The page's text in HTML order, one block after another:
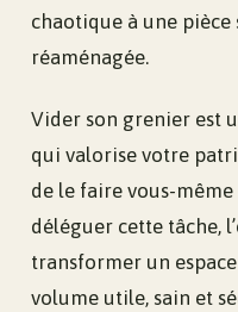
chaotique à une
réaménagée.
Vider son grenier est
qui valorise votre
de le faire vous-
déléguer cette tâche,
transformer un
volume utile, sain et